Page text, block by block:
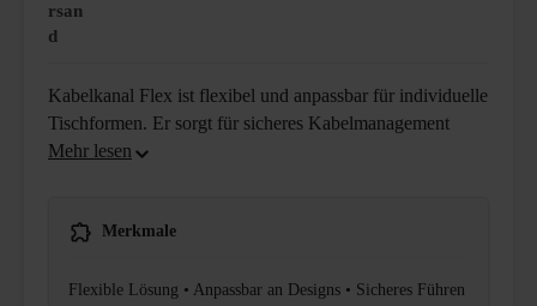
rsan
d
Kabelkanal Flex ist flexibel und anpassbar für individuelle
Tischformen. Er sorgt für sicheres Kabelmanagement
Merkmale
Flexible Lösung • Anpassbar an Designs • Sicheres Führen